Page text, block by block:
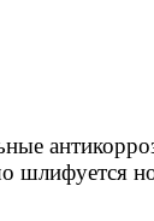
шлифуется